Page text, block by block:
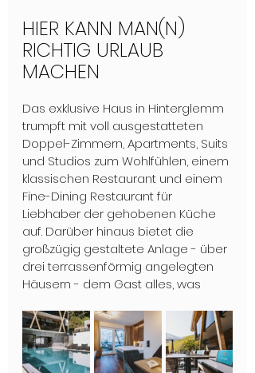
HIER KANN MAN(N)
RICHTIG URLAUB
MACHEN
Das exklusive Haus in Hinterglemm
trumpft mit voll ausgestatteten
Doppel-Zimmern, Apartments, Suits
und Studios zum Wohlfühlen, einem
klassischen Restaurant und einem
Fine-Dining Restaurant für
Liebhaber der gehobenen Küche
auf. Darüber hinaus bietet die
großzügig gestaltete Anlage - über
drei terrassenförmig angelegten
Häusern - dem Gast alles, was